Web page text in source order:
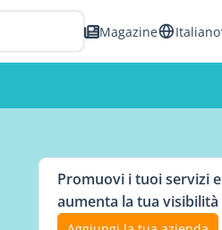
Magazine Italiano
Promuovi i tuoi servizi e
aumenta la tua visibilità